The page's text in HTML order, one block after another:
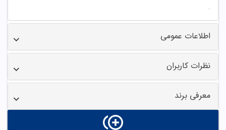
.
اطلاعات عمومی
نظرات کاربران
معرفی برند